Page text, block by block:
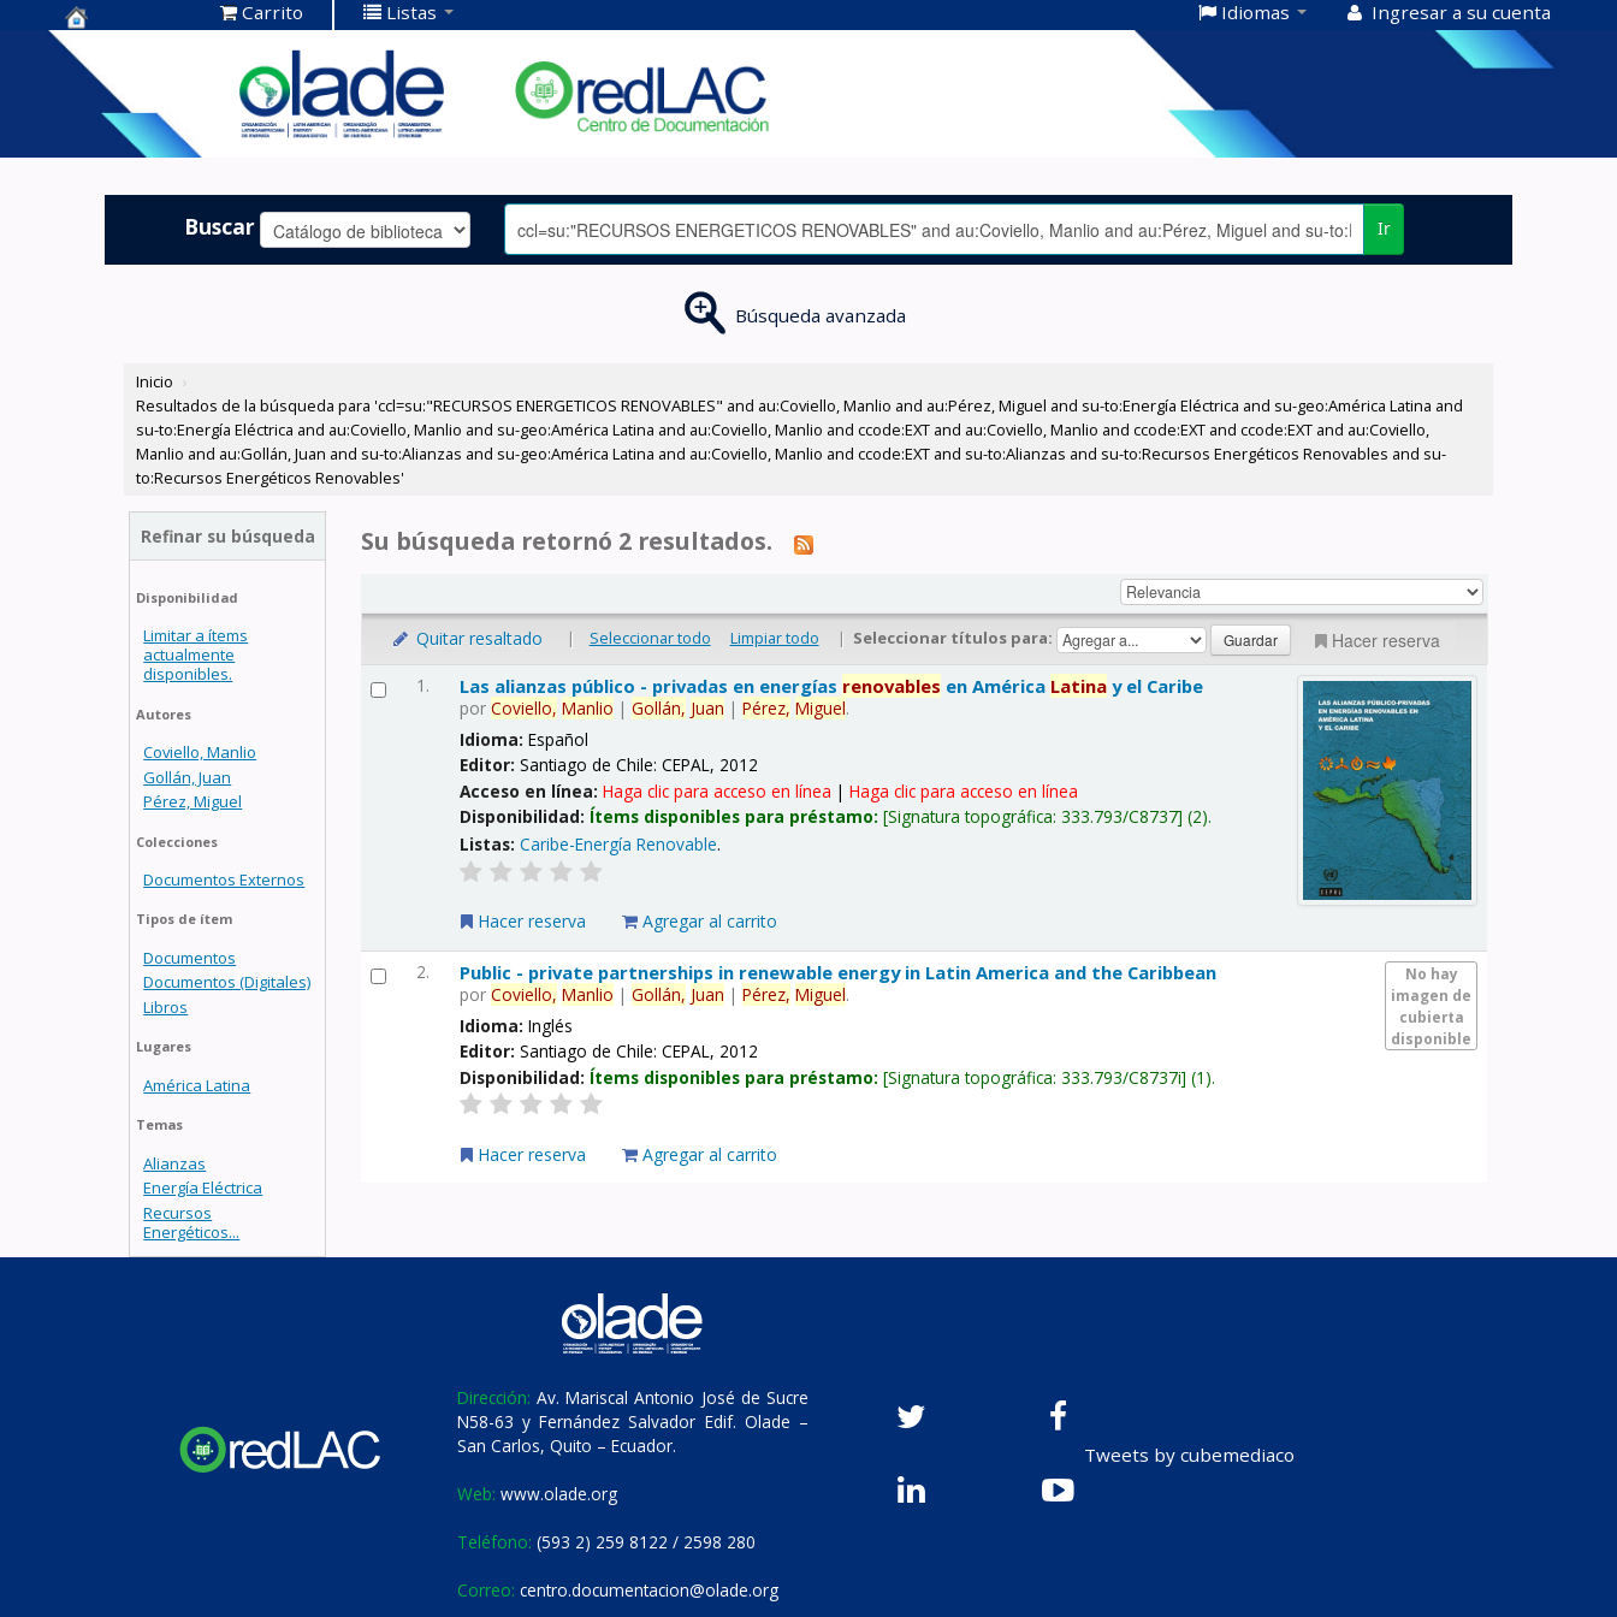
Centro de
Documentación
OLADE -
Carrito Listas Idiomas Ingresar a su cuenta
Buscar Ir
Búsqueda avanzada
Inicio ›
Resultados de la búsqueda para 'ccl=su:"RECURSOS ENERGETICOS RENOVABLES" and au:Coviello, Manlio and au:Pérez, Miguel and su-to:Energía Eléctrica and su-geo:América Latina and
su-to:Energía Eléctrica and au:Coviello, Manlio and su-geo:América Latina and au:Coviello, Manlio and ccode:EXT and au:Coviello, Manlio and ccode:EXT and ccode:EXT and au:Coviello,
Manlio and au:Gollán, Juan and su-to:Alianzas and su-geo:América Latina and au:Coviello, Manlio and ccode:EXT and su-to:Alianzas and su-to:Recursos Energéticos Renovables and su-
to:Recursos Energéticos Renovables'
Refinar su búsqueda
Disponibilidad
Limitar a ítems
actualmente
disponibles.
Autores
Coviello, Manlio
Gollán, Juan
Pérez, Miguel
Colecciones
Documentos Externos
Tipos de ítem
Documentos
Documentos (Digitales)
Libros
Lugares
América Latina
Temas
Alianzas
Energía Eléctrica
Recursos
Energéticos...
Su búsqueda retornó 2 resultados.
Quitar resaltado | Seleccionar todo Limpiar todo | Seleccionar títulos para: Hacer reserva
1. Las alianzas público - privadas en energías renovables en América Latina y el Caribe
porCoviello, Manlio |Gollán, Juan |Pérez, Miguel.
Idioma:Español
Editor:Santiago de Chile: CEPAL, 2012
Acceso en línea:Haga clic para acceso en línea |Haga clic para acceso en línea
Disponibilidad: Ítems disponibles para préstamo: Signatura topográfica:333.793/C8737 (2).
Listas: Caribe-Energía Renovable.
Hacer reserva Agregar al carrito
2.
No hay
imagen de
cubierta
disponible
Public - private partnerships in renewable energy in Latin America and the Caribbean
porCoviello, Manlio |Gollán, Juan |Pérez, Miguel.
Idioma:Inglés
Editor:Santiago de Chile: CEPAL, 2012
Disponibilidad: Ítems disponibles para préstamo: Signatura topográfica:333.793/C8737i (1).
Hacer reserva Agregar al carrito
Dirección: Av. Mariscal Antonio José de Sucre
N58-63 y Fernández Salvador Edif. Olade –
San Carlos, Quito – Ecuador.
Web: www.olade.org
Teléfono: (593 2) 259 8122 / 2598 280
Correo: centro.documentacion@olade.org
Tweets by cubemediaco